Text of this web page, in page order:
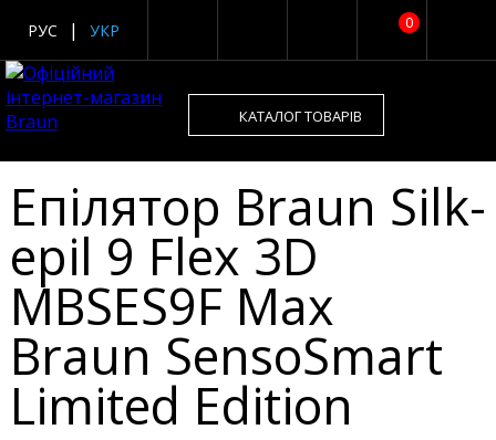
0
РУС УКР
КАТАЛОГ ТОВАРІВ
Епілятор Braun Silk-
epil 9 Flex 3D
MBSES9F Max
Braun SensoSmart
Limited Edition